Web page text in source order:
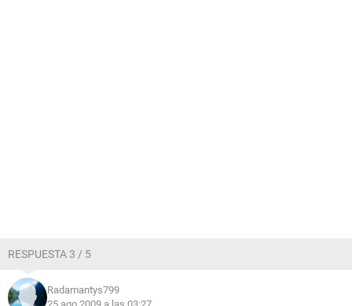
RESPUESTA 3 / 5
Radamantys799